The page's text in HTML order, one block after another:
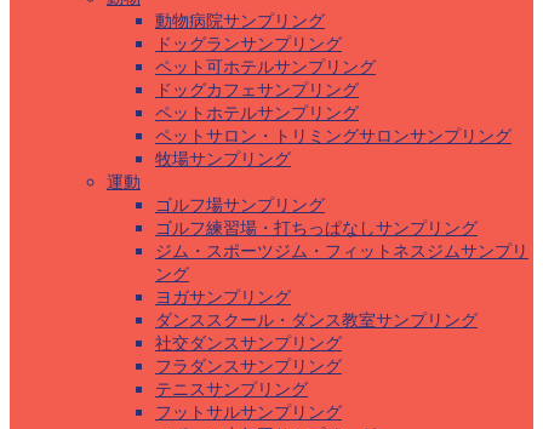
動物病院サンプリング
ドッグランサンプリング
ペット可ホテルサンプリング
ドッグカフェサンプリング
ペットホテルサンプリング
ペットサロン・トリミングサロンサンプリング
牧場サンプリング
運動
ゴルフ場サンプリング
ゴルフ練習場・打ちっぱなしサンプリング
ジム・スポーツジム・フィットネスジムサンプリ
ング
ヨガサンプリング
ダンススクール・ダンス教室サンプリング
社交ダンスサンプリング
フラダンスサンプリング
テニスサンプリング
フットサルサンプリング